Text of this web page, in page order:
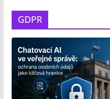
GDPR